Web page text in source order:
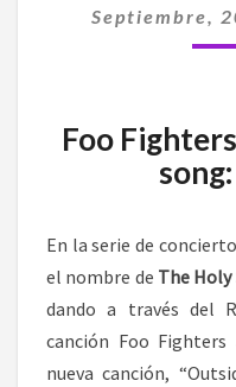
Septiembre,
Foo
En la serie de
el nombre de The
dando a través del
canción Foo
nueva canción,